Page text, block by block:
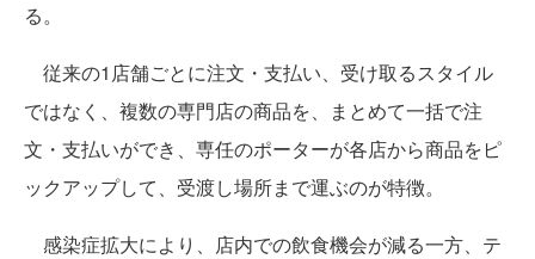
る。
従来の1店舗ごとに注文・支払い、受け取るスタイル
ではなく、複数の専門店の商品を、まとめて一括で注
文・支払いができ、専任のポーターが各店から商品をピ
ックアップして、受渡し場所まで運ぶのが特徴。
感染症拡大により、店内での飲食機会が減る一方、テ